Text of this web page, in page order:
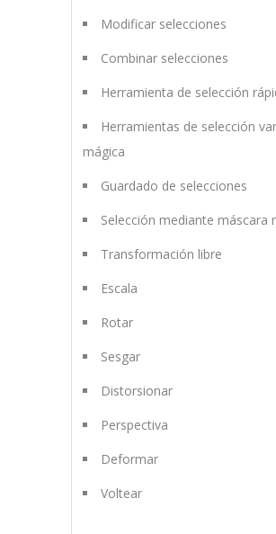
Modificar selecciones
Combinar selecciones
Herramienta de selección
Herramientas de selección
mágica
Guardado de selecciones
Selección mediante máscara
Transformación libre
Escala
Rotar
Sesgar
Distorsionar
Perspectiva
Deformar
Voltear